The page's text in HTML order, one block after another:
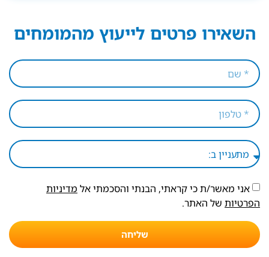
השאירו פרטים לייעוץ מהמומחים
אני מאשר/ת כי קראתי, הבנתי והסכמתי אל מדיניות
הפרטיות של האתר.
שליחה